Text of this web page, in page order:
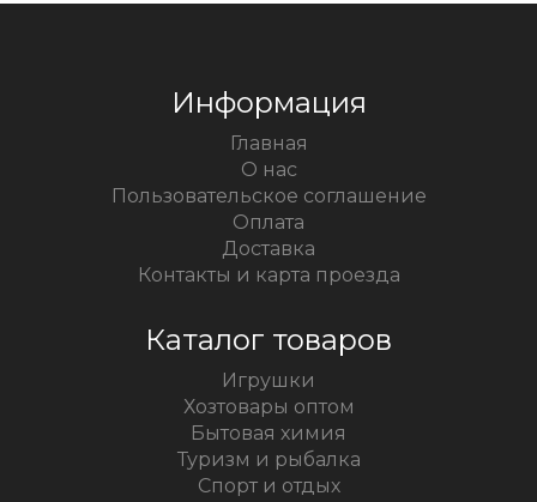
Информация
Главная
О нас
Пользовательское соглашение
Оплата
Доставка
Контакты и карта проезда
Каталог товаров
Игрушки
Хозтовары оптом
Бытовая химия
Туризм и рыбалка
Спорт и отдых